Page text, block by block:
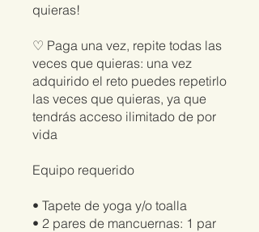
quieras!
♡ Paga una vez, repite todas las
veces que quieras: una vez
adquirido el reto puedes repetirlo
las veces que quieras, ya que
tendrás acceso ilimitado de por
vida
Equipo requerido
• Tapete de yoga y/o toalla
• 2 pares de mancuernas: 1 par